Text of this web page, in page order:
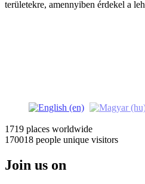
területekre, amennyiben érdekel a
1719 places worldwide
170018 people unique visitors
Join us on